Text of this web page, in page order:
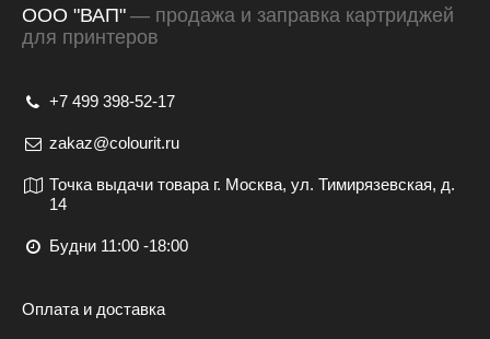
ООО "ВАП" — продажа и заправка картриджей
для принтеров
+7 499 398-52-17
zakaz@colourit.ru
Точка выдачи товара г. Москва, ул. Тимирязевская, д.
14
Будни 11:00 -18:00
Оплата и доставка